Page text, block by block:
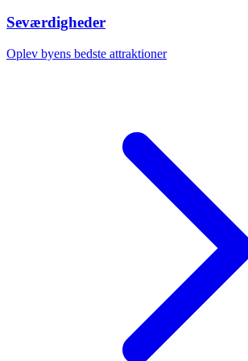
Seværdigheder
Oplev byens bedste attraktioner